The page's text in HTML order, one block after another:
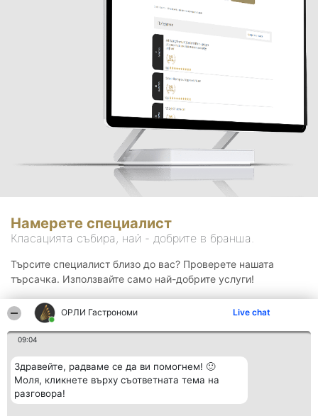
ОРЛИ Гастрономи Live chat
09:04
Здравейте, радваме се да ви помогнем! 🙂
Моля, кликнете върху съответната тема на
разговора!
Намерете специалист
Класацията събира, най - добрите в бранша.
Търсите специалист близо до вас? Проверете нашата
търсачка. Използвайте само най-добрите услуги!